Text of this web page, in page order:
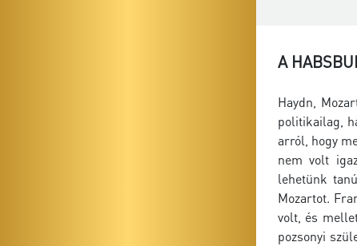
A
Haydn,
politikailag,
arról, hogy
nem volt
lehetünk
Mozartot.
volt, és
pozsonyi